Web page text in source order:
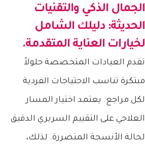
الجمال الذكي والتقنيات
الحديثة: دليلك الشامل
لخيارات العناية المتقدمة.
تقدم العيادات المتخصصة حلولاً
مبتكرة تناسب الاحتياجات الفردية
لكل مراجع. يعتمد اختيار المسار
العلاجي على التقييم السريري الدقيق
لحالة الأنسجة المتضررة. لذلك،